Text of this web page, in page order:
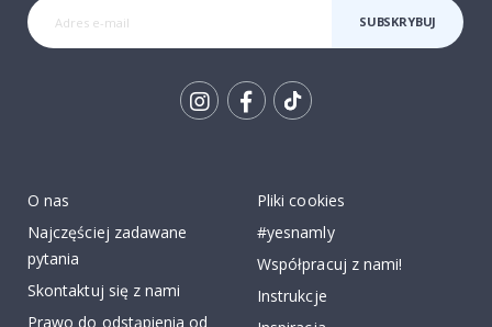
SUBSKRYBUJ
O nas
Najczęściej zadawane
pytania
Skontaktuj się z nami
Prawo do odstąpienia od
Pliki cookies
#yesnamly
Współpracuj z nami!
Instrukcje